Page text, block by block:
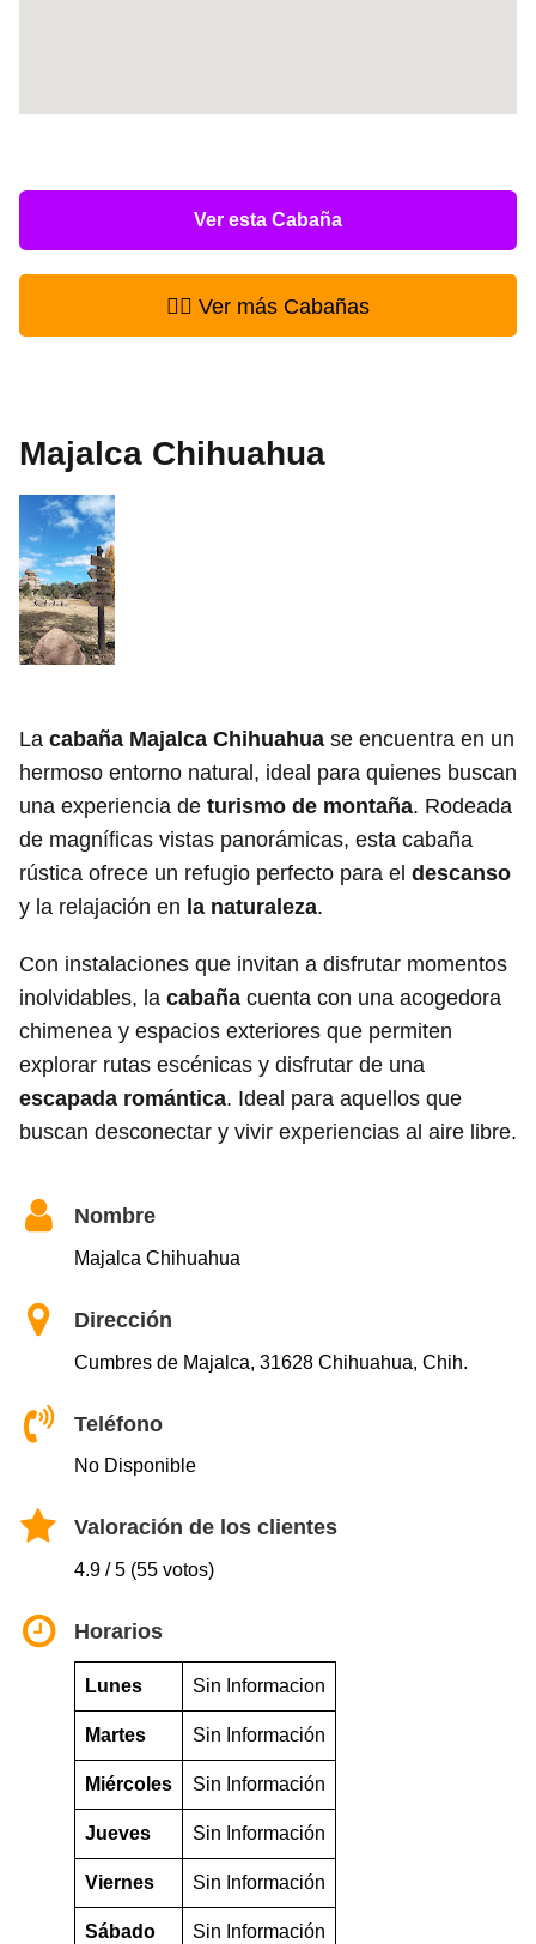
Ver esta Cabaña
👉🏻 Ver más Cabañas
Majalca Chihuahua
La cabaña Majalca Chihuahua se encuentra en un
hermoso entorno natural, ideal para quienes buscan
una experiencia de turismo de montaña. Rodeada
de magníficas vistas panorámicas, esta cabaña
rústica ofrece un refugio perfecto para el descanso
y la relajación en la naturaleza.
Con instalaciones que invitan a disfrutar momentos
inolvidables, la cabaña cuenta con una acogedora
chimenea y espacios exteriores que permiten
explorar rutas escénicas y disfrutar de una
escapada romántica. Ideal para aquellos que
buscan desconectar y vivir experiencias al aire libre.
Nombre
Majalca Chihuahua
Dirección
Cumbres de Majalca, 31628 Chihuahua, Chih.
Teléfono
No Disponible
Valoración de los clientes
4.9 / 5 (55 votos)
Horarios
Lunes Sin Informacion
Martes Sin Información
Miércoles Sin Información
Jueves Sin Información
Viernes Sin Información
Sábado Sin Información